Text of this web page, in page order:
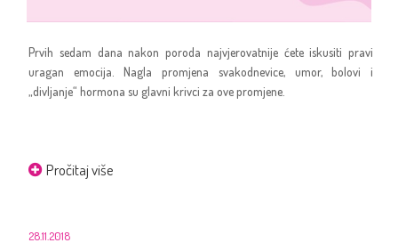
Prvih sedam dana nakon poroda najvjerovatnije ćete iskusiti pravi
uragan emocija. Nagla promjena svakodnevice, umor, bolovi i
„divljanje“ hormona su glavni krivci za ove promjene.
Pročitaj više
28.11.2018